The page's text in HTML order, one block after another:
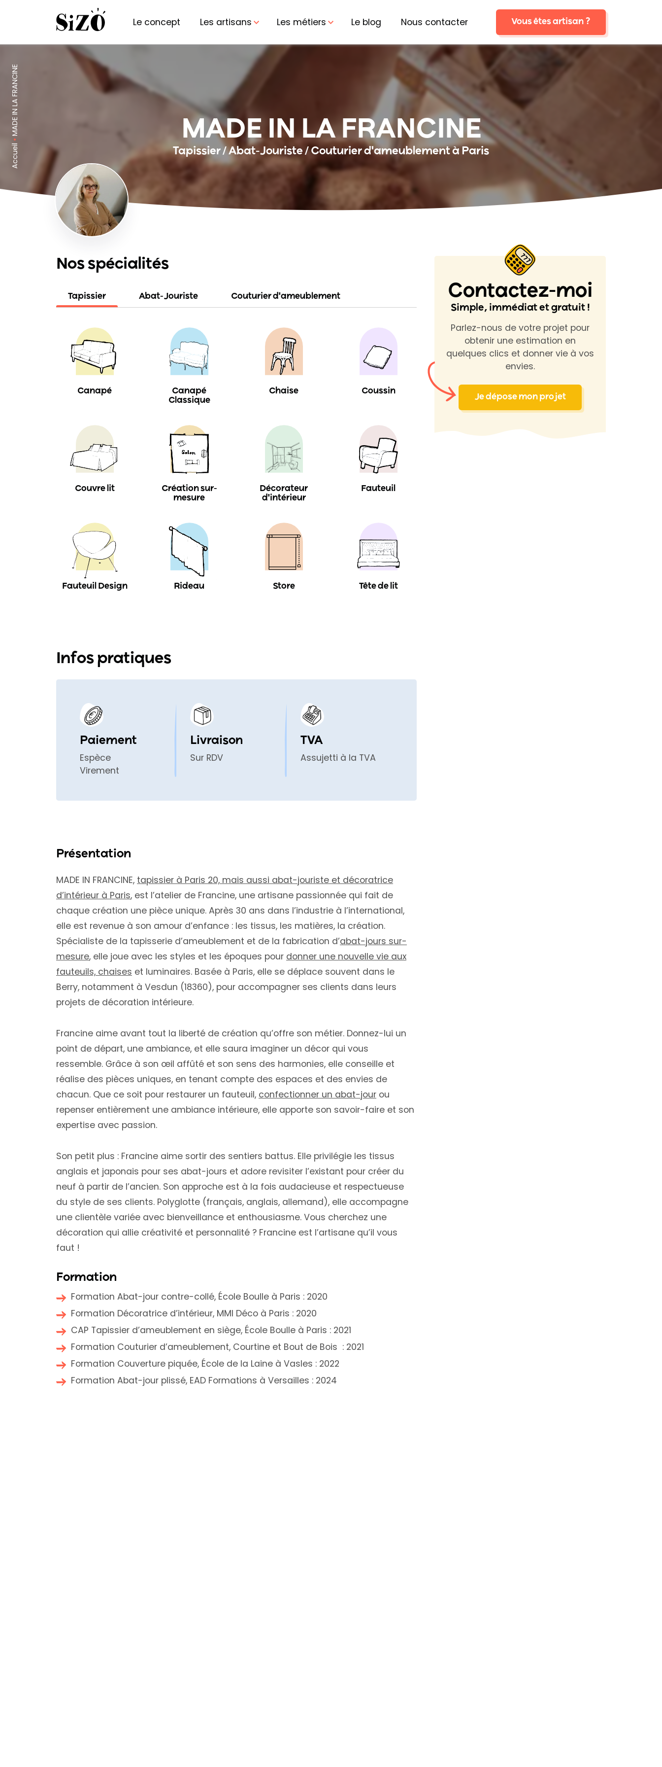
Le concept Les artisans Les métiers Le blog Nous contacter Vous êtes artisan ?
Accueil
•
MADE IN LA FRANCINE MADE IN LA FRANCINE
Tapissier / Abat-Jouriste / Couturier d'ameublement à Paris
Nos spécialités
Tapissier Abat-Jouriste Couturier d'ameublement
Canapé
Canapé
Classique
Chaise Coussin
Couvre lit
Création sur-
mesure
Décorateur
d'intérieur
Fauteuil
Fauteuil Design Rideau Store Tête de lit
Infos pratiques
Paiement
Espèce
Virement
Livraison
Sur RDV
TVA
Assujetti à la TVA
Présentation
MADE IN FRANCINE, tapissier à Paris 20, mais aussi abat-jouriste et décoratrice
d’intérieur à Paris, est l’atelier de Francine, une artisane passionnée qui fait de
chaque création une pièce unique. Après 30 ans dans l’industrie à l’international,
elle est revenue à son amour d’enfance : les tissus, les matières, la création.
Spécialiste de la tapisserie d’ameublement et de la fabrication d’abat-jours sur-
mesure, elle joue avec les styles et les époques pour donner une nouvelle vie aux
fauteuils, chaises et luminaires. Basée à Paris, elle se déplace souvent dans le
Berry, notamment à Vesdun (18360), pour accompagner ses clients dans leurs
projets de décoration intérieure.
Francine aime avant tout la liberté de création qu’offre son métier. Donnez-lui un
point de départ, une ambiance, et elle saura imaginer un décor qui vous
ressemble. Grâce à son œil affûté et son sens des harmonies, elle conseille et
réalise des pièces uniques, en tenant compte des espaces et des envies de
chacun. Que ce soit pour restaurer un fauteuil, confectionner un abat-jour ou
repenser entièrement une ambiance intérieure, elle apporte son savoir-faire et son
expertise avec passion.
Son petit plus : Francine aime sortir des sentiers battus. Elle privilégie les tissus
anglais et japonais pour ses abat-jours et adore revisiter l’existant pour créer du
neuf à partir de l’ancien. Son approche est à la fois audacieuse et respectueuse
du style de ses clients. Polyglotte (français, anglais, allemand), elle accompagne
une clientèle variée avec bienveillance et enthousiasme. Vous cherchez une
décoration qui allie créativité et personnalité ? Francine est l’artisane qu’il vous
faut !
Formation
Formation Abat-jour contre-collé, École Boulle à Paris : 2020
Formation Décoratrice d’intérieur, MMI Déco à Paris : 2020
CAP Tapissier d’ameublement en siège, École Boulle à Paris : 2021
Formation Couturier d’ameublement, Courtine et Bout de Bois : 2021
Formation Couverture piquée, École de la Laine à Vasles : 2022
Formation Abat-jour plissé, EAD Formations à Versailles : 2024
Contactez-moi
Simple, immédiat et gratuit !
Parlez-nous de votre projet pour
obtenir une estimation en
quelques clics et donner vie à vos
envies.
Je dépose mon projet